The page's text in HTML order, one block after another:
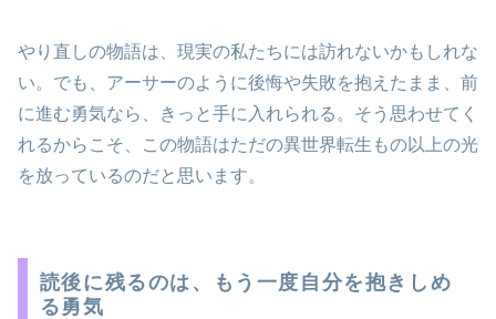
やり直しの物語は、現実の私たちには訪れないかもしれな
い。でも、アーサーのように後悔や失敗を抱えたまま、前
に進む勇気なら、きっと手に入れられる。そう思わせてく
れるからこそ、この物語はただの異世界転生もの以上の光
を放っているのだと思います。
読後に残るのは、もう一度自分を抱きしめ
る勇気